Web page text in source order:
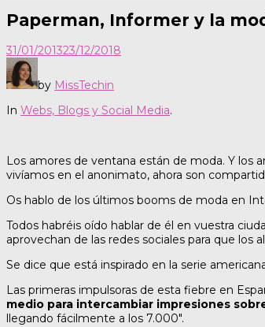
Paperman, Informer y la
31/01/201323/12/2018
by MissTechin
In Webs, Blogs y Social Media.
Los amores de ventana están de moda. Y los
vivíamos en el anonimato, ahora son
Os hablo de los últimos booms de moda en
Todos habréis oído hablar de él en vuestra
aprovechan de las redes sociales para que
Se dice que está inspirado en la serie
Las primeras impulsoras de esta fiebre en
medio para intercambiar impresiones
llegando fácilmente a los 7.000″.